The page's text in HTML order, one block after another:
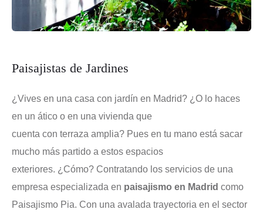
Paisajistas de Jardines
¿Vives en una casa con jardín en Madrid? ¿O lo haces
en un ático o en una vivienda que
cuenta con terraza amplia? Pues en tu mano está sacar
mucho más partido a estos espacios
exteriores. ¿Cómo? Contratando los servicios de una
empresa especializada en paisajismo en Madrid como
Paisajismo Pia. Con una avalada trayectoria en el sector